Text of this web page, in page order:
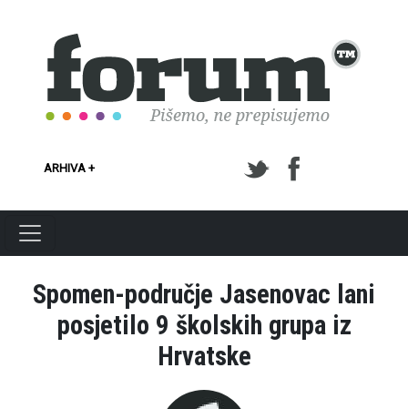
ARHIVA +
Spomen-područje Jasenovac lani
posjetilo 9 školskih grupa iz
Hrvatske